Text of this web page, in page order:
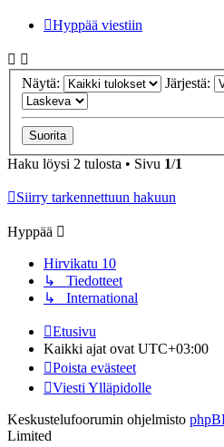
Hyppää viestiin
Näytä: Järjestä:
Haku löysi 2 tulosta • Sivu 1/1
Siirry tarkennettuun hakuun
Hyppää
Hirvikatu 10
↳ Tiedotteet
↳ International
Etusivu
Kaikki ajat ovat UTC+03:00
Poista evästeet
Viesti Ylläpidolle
Keskustelufoorumin ohjelmisto
Limited